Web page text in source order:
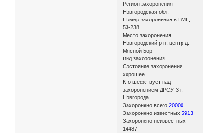
Регион захоронения
Новгородская обл.
Номер захоронения в ВМЦ
53-238
Место захоронения
Новгородский р-н, центр д.
Мясной Бор
Вид захоронения
Состояние захоронения
хорошее
Кто шефствует над
захоронением ДРСУ-3 г.
Новгорода
Захоронено всего20000
Захоронено известных5913
Захоронено неизвестных
14487